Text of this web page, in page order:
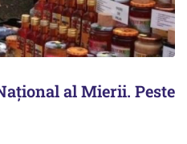
al Mierii. Peste